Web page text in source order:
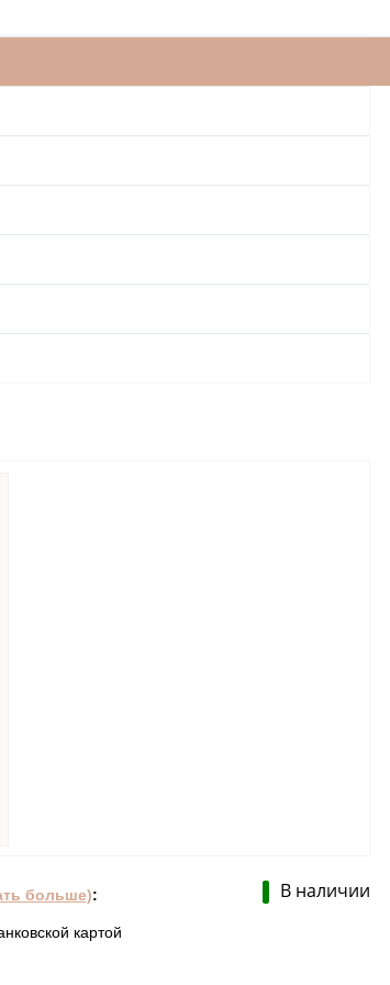
В наличии
больше):
картой